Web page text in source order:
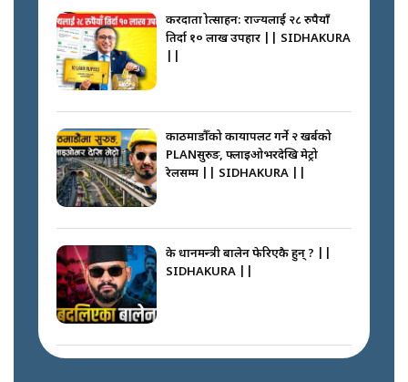
करदाता प्रोत्साहन: राज्यलाई २८ रुपैयाँ
तिर्दा १० लाख उपहार || SIDHAKURA
काठमाडौँको कायापलट गर्ने २ खर्बको
PLANसुरुङ, फ्लाइओभरदेखि मेट्रो
रेलसम्म || SIDHAKURA ||
के प्रधानमन्त्री बालेन फेरिएकै हुन् ? ||
SIDHAKURA ||